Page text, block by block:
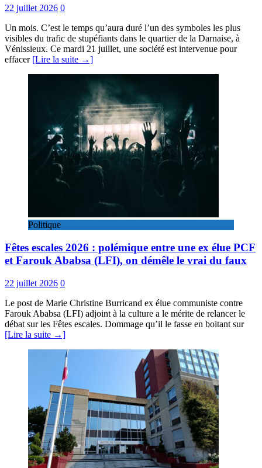
22 juillet 2026 0
Un mois. C’est le temps qu’aura duré l’un des symboles les plus
visibles du trafic de stupéfiants dans le quartier de la Darnaise, à
Vénissieux. Ce mardi 21 juillet, une société est intervenue pour
effacer [Lire la suite →]
Politique
Fêtes escales 2026 : polémique entre une ex élue PCF
et Farouk Ababsa (LFI), on démêle le vrai du faux
22 juillet 2026 0
Le post de Marie Christine Burricand ex élue communiste contre
Farouk Ababsa (LFI) adjoint à la culture a le mérite de relancer le
débat sur les Fêtes escales. Dommage qu’il le fasse en boitant sur
[Lire la suite →]